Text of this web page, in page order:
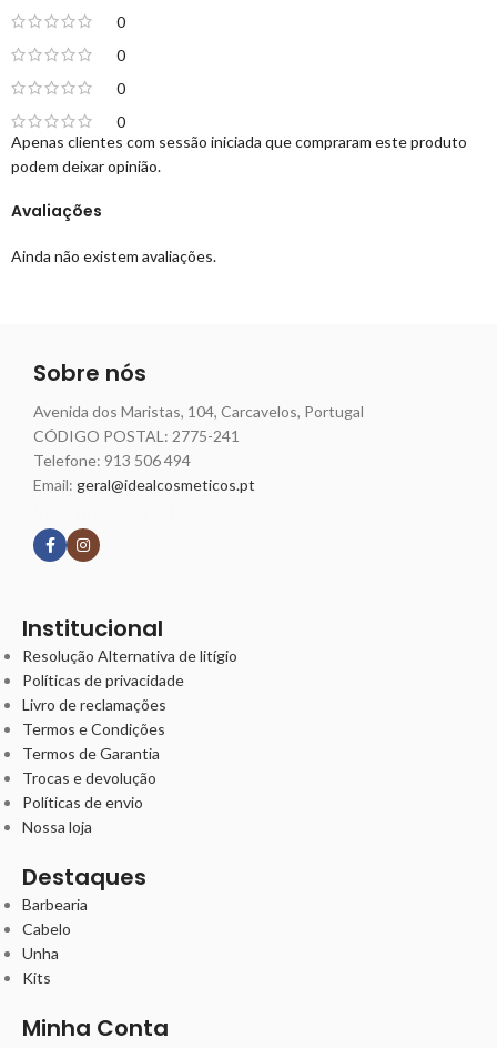
0
0
0
0
Avaliações
Ainda não existem avaliações.
Apenas clientes com sessão iniciada que compraram este produto
podem deixar opinião.
Sobre nós
Avenida dos Maristas, 104, Carcavelos, Portugal
CÓDIGO POSTAL: 2775-241
Telefone: 913 506 494
Email: geral@idealcosmeticos.pt
Institucional
Resolução Alternativa de litígio
Políticas de privacidade
Livro de reclamações
Termos e Condições
Termos de Garantia
Trocas e devolução
Políticas de envio
Nossa loja
Destaques
Barbearia
Cabelo
Unha
Kits
Minha Conta